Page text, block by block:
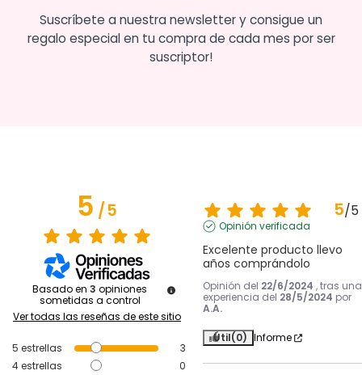
Suscríbete a nuestra newsletter y consigue un
regalo especial en tu compra de cada mes por ser
suscriptor!
5/5
Basado en 3 opiniones
sometidas a control
Ver todas las reseñas de este sitio
5 estrellas
3
4estrellas
0
5/5
Opinión verificada
Excelente producto llevo
años comprándolo
Opinión del 22/6/2024 , tras una
experiencia del 28/5/2024 por
A.A.
Útil(0) Informe